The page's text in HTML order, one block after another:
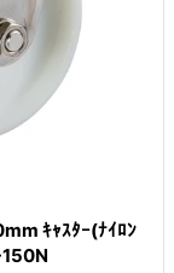
ｷｬｽﾀｰ(ﾅｲﾛﾝ